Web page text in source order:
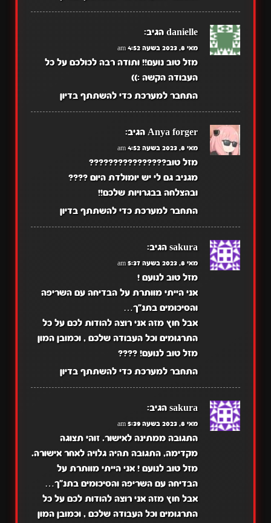
danielle הגיב:
מאי 8, 2023 בשעה 4:52 am
מזל טוב נועם!! ותודה רבה לכולכם על כל
העבודה הקשה :))
התחבר למערכת כדי להשתתף בדיון
Anya forger הגיב:
מאי 8, 2023 בשעה 4:52 am
מזל טוב????????????????
מגניב גם לי יש יומולדת היום ????
ובהצלחה בבגרויות שלכם!!
התחבר למערכת כדי להשתתף בדיון
sakura הגיב:
מאי 8, 2023 בשעה 5:37 am
מזל טוב לנועם !
אני הייתי מוותרת על הבדיחה עם השריפה
והסיכומים בתנ"ך…
אבל חוץ מזה אני רוצה להודות לכם על כל
התרגומים וכל העבודה שלכם , וכמובן המון
מזל טוב לנועם! ????
התחבר למערכת כדי להשתתף בדיון
sakura הגיב:
מאי 8, 2023 בשעה 5:39 am
התגובה ממתינה לאישור. זוהי תצוגה
מקדימה, התגובה תהיה גלויה לאחר אישורה.
מזל טוב לנועם ! אני הייתי מוותרת על
הבדיחה עם השריפה והסיכומים בתנ"ך…
אבל חוץ מזה אני רוצה להודות לכם על כל
התרגומים וכל העבודה שלכם , וכמובן המון